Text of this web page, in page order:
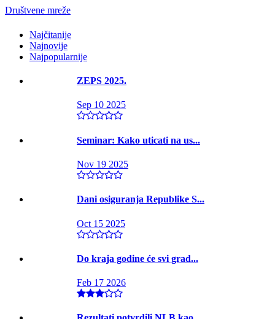
Društvene mreže
Najčitanije
Najnovije
Najpopularnije
ZEPS 2025.
Sep 10 2025
Seminar: Kako uticati na us...
Nov 19 2025
Dani osiguranja Republike S...
Oct 15 2025
Do kraja godine će svi grad...
Feb 17 2026